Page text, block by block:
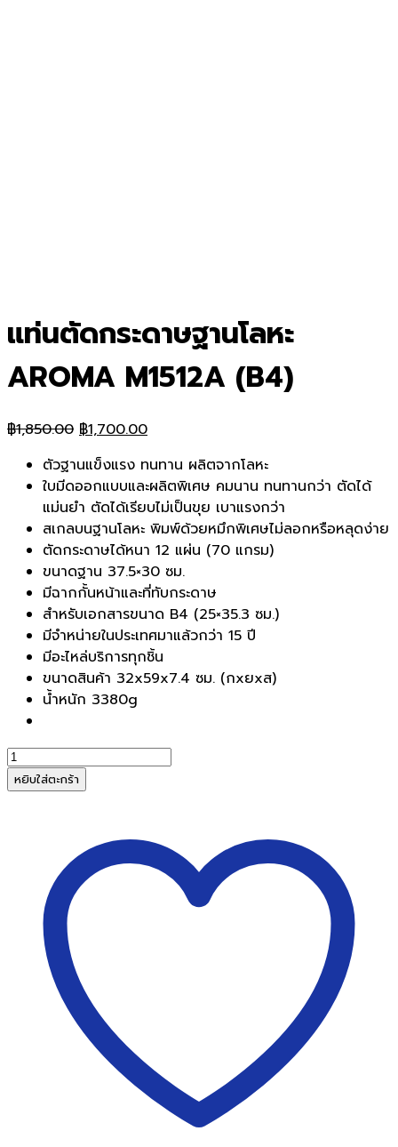
แท่นตัดกระดาษฐานโลหะ
AROMA M1512A (B4)
฿1,850.00 Original
was:
฿1,850.00.
฿1,700.00Current
is:
฿1,700.00.
ตัวฐานแข็งแรง ทนทาน ผลิตจากโลหะ
ใบมีดออกแบบและผลิตพิเศษ คมนาน ทนทานกว่า ตัดได้
แม่นยำ ตัดได้เรียบไม่เป็นขุย เบาแรงกว่า
สเกลบนฐานโลหะ พิมพ์ด้วยหมึกพิเศษไม่ลอกหรือหลุดง่าย
ตัดกระดาษได้หนา 12 แผ่น (70 แกรม)
ขนาดฐาน 37.5×30 ซม.
มีฉากกั้นหน้าและที่ทับกระดาษ
สำหรับเอกสารขนาด B4 (25×35.3 ซม.)
มีจำหน่ายในประเทศมาแล้วกว่า 15 ปี
มีอะไหล่บริการทุกชิ้น
ขนาดสินค้า 32x59x7.4 ซม. (กxยxส)
น้ำหนัก 3380g
จำนวน
แท่น
ตัด
AROMA
M1512A
หยิบใส่ตะกร้า